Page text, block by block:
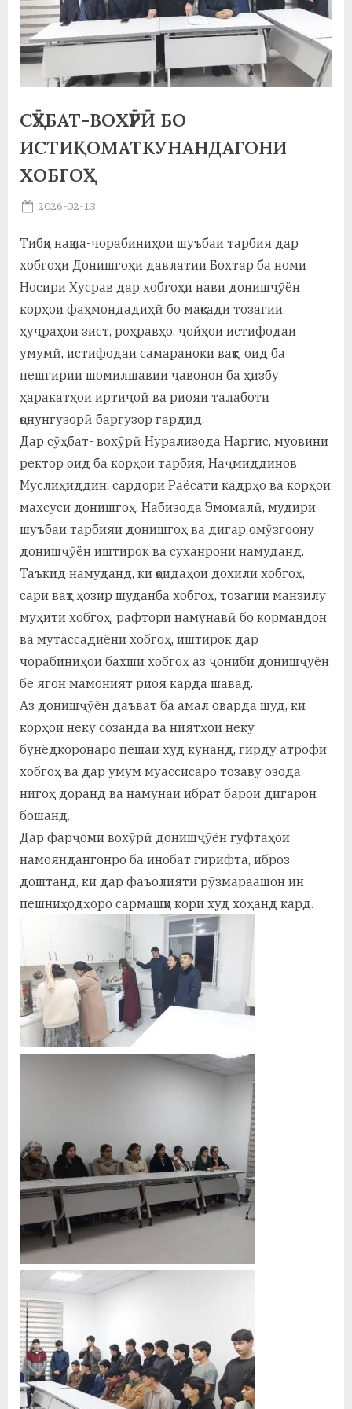
а
н
и
р
Х
а
в
СӮҲБАТ-ВОХӮРӢ БО
ИСТИҚОМАТКУНАНДАГОНИ
ХОБГОҲ
Posted
2026-02-13
Тибқи нақша-чорабиниҳои шуъбаи тарбия дар
хобгоҳи Донишгоҳи давлатии Бохтар ба номи
Носири Хусрав дар хобгоҳи нави донишҷӯён
корҳои фаҳмондадиҳӣ бо мақсади тозагии
ҳуҷраҳои зист, роҳравҳо, ҷойҳои истифодаи
умумӣ, истифодаи самараноки вақт, оид ба
пешгирии шомилшавии ҷавонон ба ҳизбу
ҳаракатҳои иртиҷоӣ ва риояи талаботи
қонунгузорӣ баргузор гардид.
Дар сӯҳбат- вохӯрӣ Нурализода Наргис, муовини
ректор оид ба корҳои тарбия, Наҷмиддинов
Муслиҳиддин, сардори Раёсати кадрҳо ва корҳои
махсуси донишгоҳ, Набизода Эмомалӣ, мудири
шуъбаи тарбияи донишгоҳ ва дигар омӯзгоону
донишҷӯён иштирок ва суханрони намуданд.
Таъкид намуданд, ки қоидаҳои дохили хобгоҳ,
сари вақт ҳозир шуданба хобгоҳ, тозагии манзилу
муҳити хобгоҳ, рафтори намунавӣ бо кормандон
ва мутассадиёни хобгоҳ, иштирок дар
чорабиниҳои бахши хобгоҳ аз ҷониби донишҷуён
бе ягон мамоният риоя карда шавад.
Аз донишҷӯён даъват ба амал оварда шуд, ки
корҳои неку созанда ва ниятҳои неку
бунёдкоронаро пешаи худ кунанд, гирду атрофи
хобгоҳ ва дар умум муассисаро тозаву озода
нигоҳ доранд ва намунаи ибрат барои дигарон
бошанд.
Дар фарҷоми вохӯрӣ донишҷӯён гуфтаҳои
намояндангонро ба инобат гирифта, иброз
доштанд, ки дар фаъолияти рӯзмараашон ин
пешниҳодҳоро сармашқи кори худ хоҳанд кард.